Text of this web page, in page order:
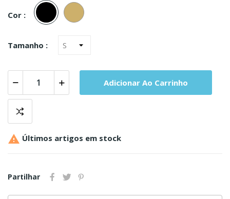
Cor :
Preto
Tamanho :
Adicionar Ao Carrinho
 Últimos artigos em stock
Partilhar